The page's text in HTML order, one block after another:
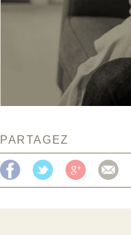
PARTAGEZ